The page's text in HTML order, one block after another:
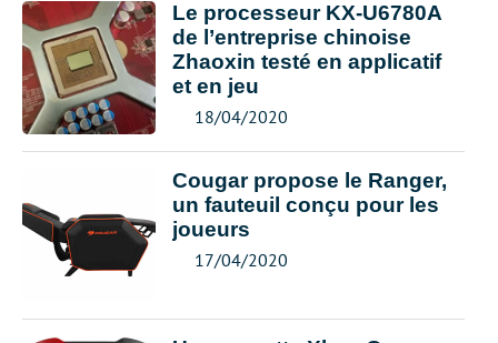
Le processeur KX-U6780A
de l’entreprise chinoise
Zhaoxin testé en applicatif
et en jeu
18/04/2020
Cougar propose le Ranger,
un fauteuil conçu pour les
joueurs
17/04/2020